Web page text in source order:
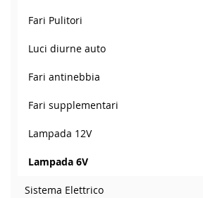
Fari Pulitori
Luci diurne auto
Fari antinebbia
Fari supplementari
Lampada 12V
Lampada 6V
Sistema Elettrico